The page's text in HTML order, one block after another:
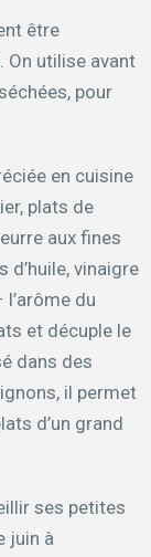
être
On utilise avant
pour
en cuisine
plats de
aux fines
d’huile, vinaigre
du
et décuple le
dans des
il permet
d’un grand
ses petites
juin à